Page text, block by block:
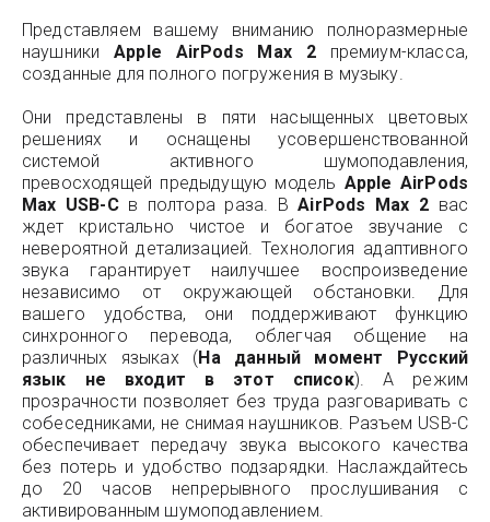
Представляем вашему вниманию полноразмерные
наушникиApple AirPods Max 2 премиум-класса,
созданные для полного погружения в музыку.
Они представлены в пяти насыщенных цветовых
решениях и оснащены усовершенствованной
системой активного шумоподавления,
превосходящей предыдущую модель Apple AirPods
Max USB-C в полтора раза. ВAirPods Max 2 вас
ждет кристально чистое и богатое звучание с
невероятной детализацией. Технология адаптивного
звука гарантирует наилучшее воспроизведение
независимо от окружающей обстановки. Для
вашего удобства, они поддерживают функцию
синхронного перевода, облегчая общение на
различных языках (На данный момент Русский
язык не входит в этот список). А режим
прозрачности позволяет без труда разговаривать с
собеседниками, не снимая наушников. Разъем USB-C
обеспечивает передачу звука высокого качества
без потерь и удобство подзарядки. Наслаждайтесь
до 20 часов непрерывного прослушивания с
активированным шумоподавлением.